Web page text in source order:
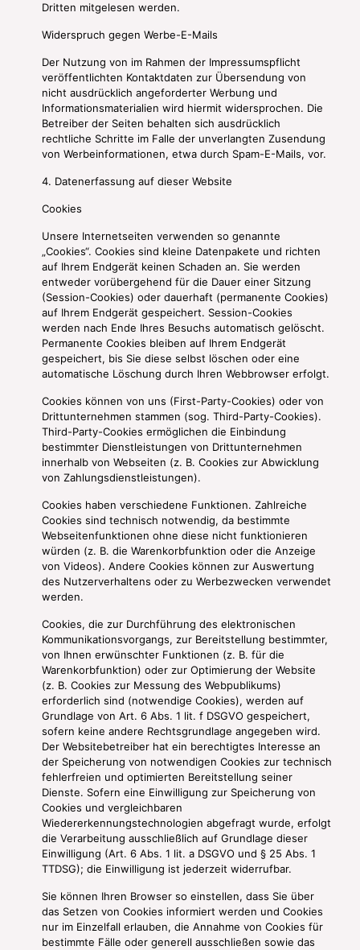
Dritten mitgelesen werden.
Widerspruch gegen Werbe-E-Mails
Der Nutzung von im Rahmen der Impressumspflicht
veröffentlichten Kontaktdaten zur Übersendung von
nicht ausdrücklich angeforderter Werbung und
Informationsmaterialien wird hiermit widersprochen. Die
Betreiber der Seiten behalten sich ausdrücklich
rechtliche Schritte im Falle der unverlangten Zusendung
von Werbeinformationen, etwa durch Spam-E-Mails, vor.
4. Datenerfassung auf dieser Website
Cookies
Unsere Internetseiten verwenden so genannte
„Cookies“. Cookies sind kleine Datenpakete und richten
auf Ihrem Endgerät keinen Schaden an. Sie werden
entweder vorübergehend für die Dauer einer Sitzung
(Session-Cookies) oder dauerhaft (permanente Cookies)
auf Ihrem Endgerät gespeichert. Session-Cookies
werden nach Ende Ihres Besuchs automatisch gelöscht.
Permanente Cookies bleiben auf Ihrem Endgerät
gespeichert, bis Sie diese selbst löschen oder eine
automatische Löschung durch Ihren Webbrowser erfolgt.
Cookies können von uns (First-Party-Cookies) oder von
Drittunternehmen stammen (sog. Third-Party-Cookies).
Third-Party-Cookies ermöglichen die Einbindung
bestimmter Dienstleistungen von Drittunternehmen
innerhalb von Webseiten (z. B. Cookies zur Abwicklung
von Zahlungsdienstleistungen).
Cookies haben verschiedene Funktionen. Zahlreiche
Cookies sind technisch notwendig, da bestimmte
Webseitenfunktionen ohne diese nicht funktionieren
würden (z. B. die Warenkorbfunktion oder die Anzeige
von Videos). Andere Cookies können zur Auswertung
des Nutzerverhaltens oder zu Werbezwecken verwendet
werden.
Cookies, die zur Durchführung des elektronischen
Kommunikationsvorgangs, zur Bereitstellung bestimmter,
von Ihnen erwünschter Funktionen (z. B. für die
Warenkorbfunktion) oder zur Optimierung der Website
(z. B. Cookies zur Messung des Webpublikums)
erforderlich sind (notwendige Cookies), werden auf
Grundlage von Art. 6 Abs. 1 lit. f DSGVO gespeichert,
sofern keine andere Rechtsgrundlage angegeben wird.
Der Websitebetreiber hat ein berechtigtes Interesse an
der Speicherung von notwendigen Cookies zur technisch
fehlerfreien und optimierten Bereitstellung seiner
Dienste. Sofern eine Einwilligung zur Speicherung von
Cookies und vergleichbaren
Wiedererkennungstechnologien abgefragt wurde, erfolgt
die Verarbeitung ausschließlich auf Grundlage dieser
Einwilligung (Art. 6 Abs. 1 lit. a DSGVO und § 25 Abs. 1
TTDSG); die Einwilligung ist jederzeit widerrufbar.
Sie können Ihren Browser so einstellen, dass Sie über
das Setzen von Cookies informiert werden und Cookies
nur im Einzelfall erlauben, die Annahme von Cookies für
bestimmte Fälle oder generell ausschließen sowie das